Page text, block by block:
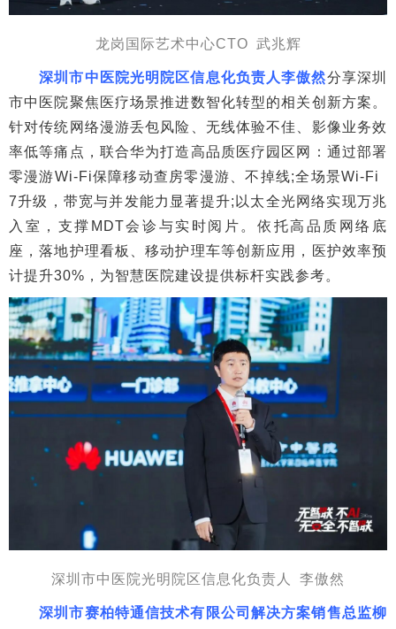
龙岗国际艺术中心CTO 武兆辉
深圳市中医院光明院区信息化负责人李傲然分享深圳
市中医院聚焦医疗场景推进数智化转型的相关创新方案。
针对传统网络漫游丢包风险、无线体验不佳、影像业务效
率低等痛点，联合华为打造高品质医疗园区网：通过部署
零漫游Wi-Fi保障移动查房零漫游、不掉线;全场景Wi-Fi
7升级，带宽与并发能力显著提升;以太全光网络实现万兆
入室，支撑MDT会诊与实时阅片。依托高品质网络底
座，落地护理看板、移动护理车等创新应用，医护效率预
计提升30%，为智慧医院建设提供标杆实践参考。
深圳市中医院光明院区信息化负责人 李傲然
深圳市赛柏特通信技术有限公司解决方案销售总监柳